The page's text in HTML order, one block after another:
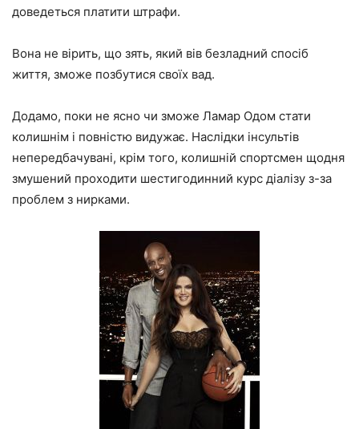
доведеться платити штрафи.
Вона не вірить, що зять, який вів безладний спосіб
життя, зможе позбутися своїх вад.
Додамо, поки не ясно чи зможе Ламар Одом стати
колишнім і повністю видужає. Наслідки інсультів
непередбачувані, крім того, колишній спортсмен щодня
змушений проходити шестигодинний курс діалізу з-за
проблем з нирками.